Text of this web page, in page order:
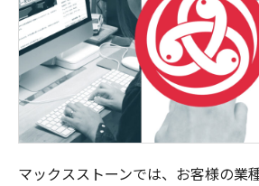
マックスストーンでは、お客様の業